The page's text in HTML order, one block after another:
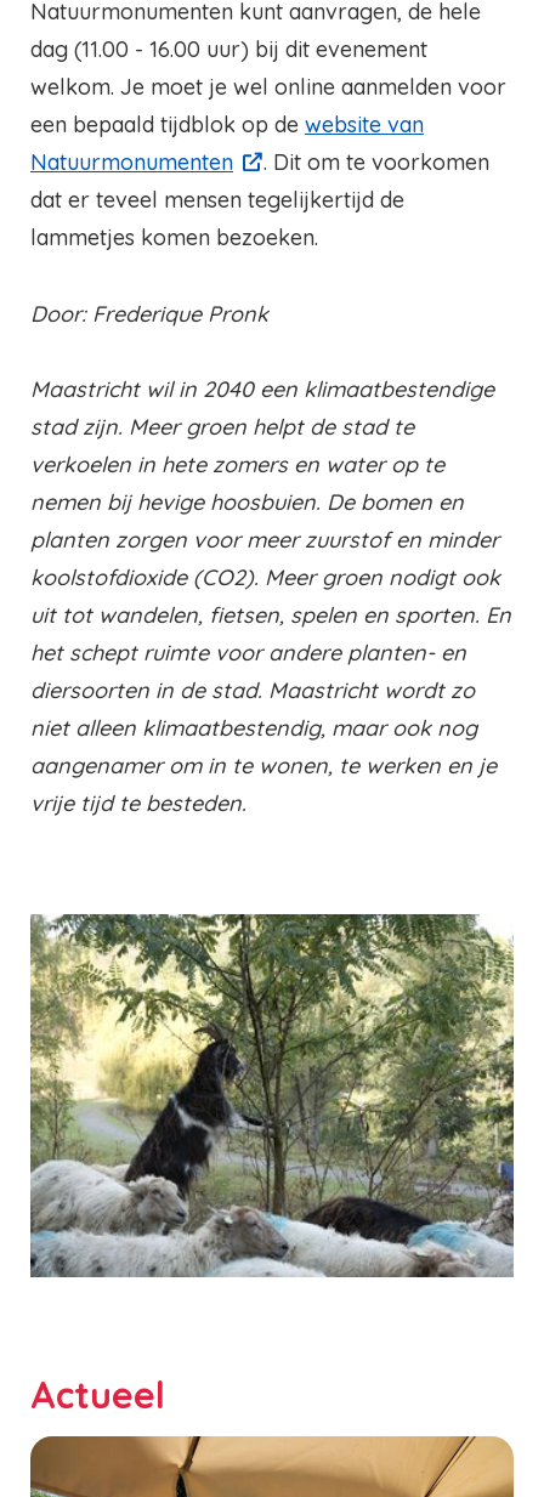
Natuurmonumenten kunt aanvragen, de hele
dag (11.00 - 16.00 uur) bij dit evenement
welkom. Je moet je wel online aanmelden voor
een bepaald tijdblok op de website van
Natuurmonumenten
. Dit om te voorkomen
dat er teveel mensen tegelijkertijd de
lammetjes komen bezoeken.
Door: Frederique Pronk
Maastricht wil in 2040 een klimaatbestendige
stad zijn. Meer groen helpt de stad te
verkoelen in hete zomers en water op te
nemen bij hevige hoosbuien. De bomen en
planten zorgen voor meer zuurstof en minder
koolstofdioxide (CO2). Meer groen nodigt ook
uit tot wandelen, fietsen, spelen en sporten. En
het schept ruimte voor andere planten- en
diersoorten in de stad. Maastricht wordt zo
niet alleen klimaatbestendig, maar ook nog
aangenamer om in te wonen, te werken en je
vrije tijd te besteden.
Actueel